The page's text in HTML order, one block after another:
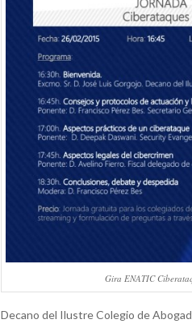
Gira ENATIC
Decano del Ilustre Colegio de